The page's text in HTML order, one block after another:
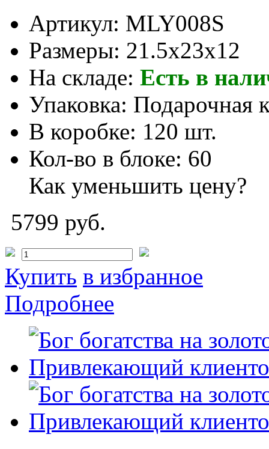
Артикул: MLY008S
Размеры: 21.5x23x12
На складе: Есть в
Упаковка: Подарочная
В коробке: 120 шт.
Кол-во в блоке: 60
Как уменьшить цену?
5799 руб.
Купить в избранное
Подробнее